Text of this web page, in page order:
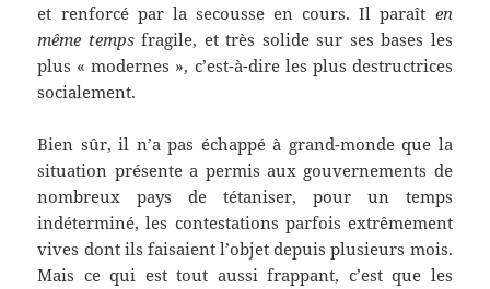
et renforcé par la secousse en cours. Il paraît en
même tempsfragile, et très solide sur ses bases les
plus « modernes », c’est-à-dire les plus destructrices
socialement.
Bien sûr, il n’a pas échappé à grand-monde que la
situation présente a permis aux gouvernements de
nombreux pays de tétaniser, pour un temps
indéterminé, les contestations parfois extrêmement
vives dont ils faisaient l’objet depuis plusieurs mois.
Mais ce qui est tout aussi frappant, c’est que les